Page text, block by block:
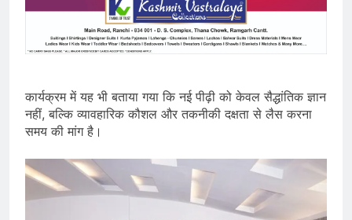
कार्यक्रम में यह भी बताया गया कि नई पीढ़ी को केवल सैद्धांतिक ज्ञान
नहीं, बल्कि व्यावहारिक कौशल और तकनीकी दक्षता से लैस करना
समय की मांग है।